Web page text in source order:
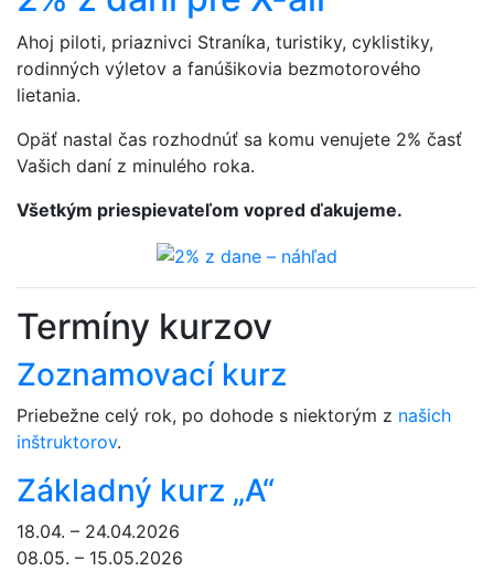
Ahoj piloti, priaznivci Straníka, turistiky, cyklistiky,
rodinných výletov a fanúšikovia bezmotorového
lietania.
Opäť nastal čas rozhodnúť sa komu venujete 2% časť
Vašich daní z minulého roka.
Všetkým priespievateľom vopred ďakujeme.
Termíny kurzov
Zoznamovací kurz
Priebežne celý rok, po dohode s niektorým z našich
inštruktorov.
Základný kurz „A“
18.04. – 24.04.2026
08.05. – 15.05.2026